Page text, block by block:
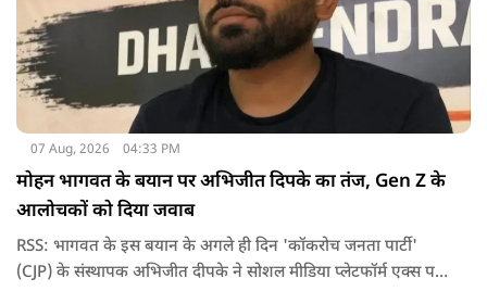
07 Aug, 2026 04:33 PM
मोहन भागवत के बयान पर अभिजीत दिपके का तंज, Gen Z के
आलोचकों को दिया जवाब
RSS: भागवत के इस बयान के अगले ही दिन 'कॉकरोच जनता पार्टी'
(CJP) के संस्थापक अभिजीत दीपके ने सोशल मीडिया प्लेटफॉर्म एक्स पर